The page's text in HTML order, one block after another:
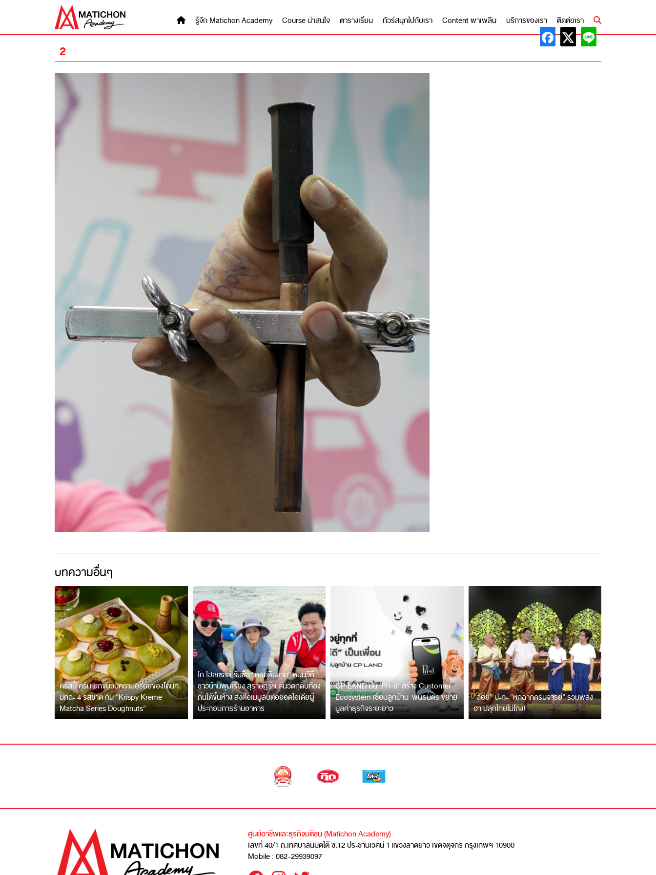
รู้จัก Matichon Academy Course น่าสนใจ ตารางเรียน ทัวร์สนุกไปกับเรา Content พาเพลิน บริการของเรา ติดต่อเรา
2
บทความอื่นๆ
คริสปี้ ครีม ยกขบวนความอร่อยของโดนัท
มัทฉะ 4 รสชาติ กับ “Krispy Kreme
Matcha Series Doughnuts”
โก โฮลเซลล์ รับซื้อ “หอยหินงาม” หนุนวิถี
ชาวบ้านพุมเรียง สุราษฎร์ฯ ดันวัตถุดิบท้อง
ถิ่นใต้ขึ้นห้าง ส่งต่อเมนูลับต่อยอดไอเดียผู้
ประกอบการร้านอาหาร
CP LAND ปั้น ‘Pri-d’ สร้าง Customer
Ecosystem เชื่อมลูกบ้าน-พันธมิตร ขยาย
มูลค่าธุรกิจระยะยาว
“ฉ่อย” ปะทะ “หกฉากครับจารย์” รวมพลัง
ฮา ปลุกไทยไม่โกง!
ศูนย์อาชีพและธุรกิจมติชน (Matichon Academy)
เลขที่ 40/1 ถ.เทศบาลนิมิตใต้ ซ.12 ประชานิเวศน์ 1 แขวงลาดยาว เขตจตุจักร กรุงเทพฯ 10900
Mobile : 082-29939097